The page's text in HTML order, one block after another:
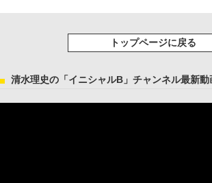
トップページに戻る
清水理史の「イニシャルB」チャンネル最新動